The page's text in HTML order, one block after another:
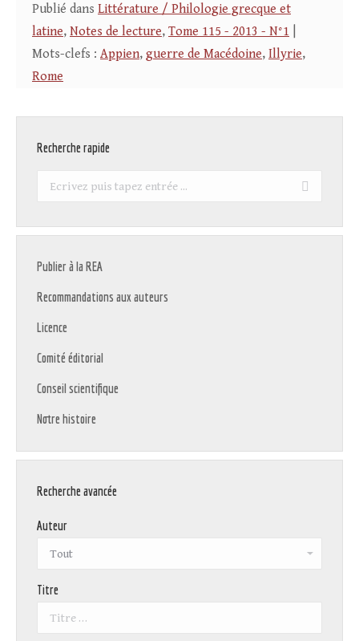
Publié dans Littérature / Philologie grecque et
latine, Notes de lecture, Tome 115 - 2013 - N°1
Mots-clefs : Appien, guerre de Macédoine, Illyrie,
Rome
Recherche rapide
Recherche
Publier à la REA
Recommandations aux auteurs
Licence
Comité éditorial
Conseil scientifique
Notre histoire
Recherche avancée
Auteur
Titre